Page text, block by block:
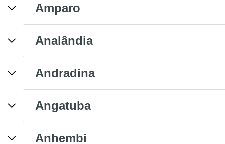
Amparo
Analândia
Andradina
Angatuba
Anhembi